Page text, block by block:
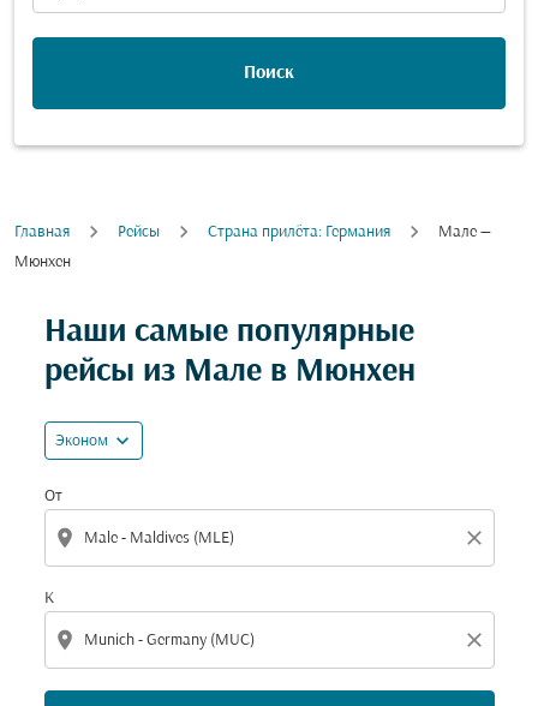
Поиск
Главная Рейсы Cтрана прилёта: Германия
Мале —
Мюнхен
Наши самые популярные
рейсы из Мале в Мюнхен
Эконом expand_more
От
location_on close
К
location_on close
Попробуйте обновить свой маршрут